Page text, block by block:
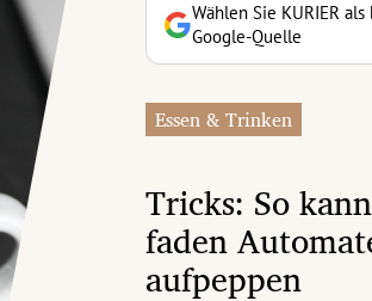
Wählen Sie KURIER
Google-Quelle
Essen & Trinken
Tricks: So
faden
aufpeppen